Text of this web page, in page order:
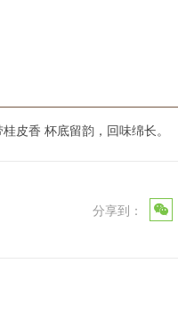
皮香 杯底留韵，回味绵长。
分享到：